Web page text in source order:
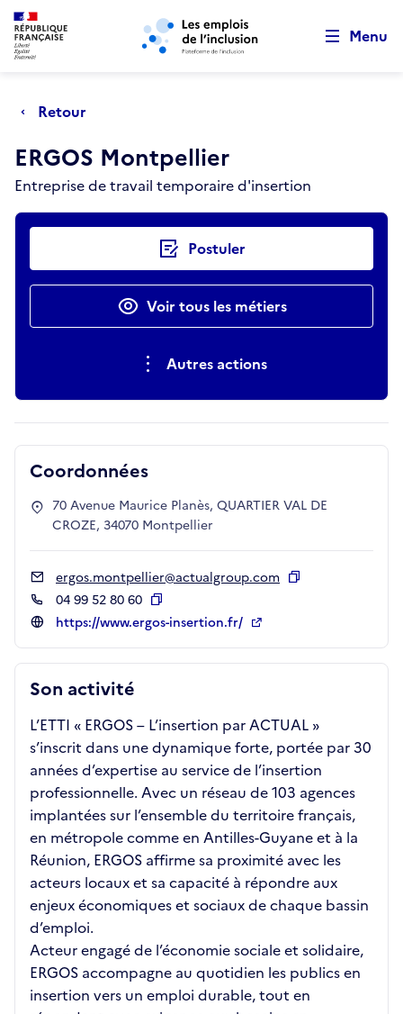
Aller au menu principal Aller au contenu principal
Menu
Retour
ERGOS Montpellier
Entreprise de travail temporaire d'insertion
Actions rapides Postuler
Voir tous les métiers
Autres actions
Son activité
L’ETTI « ERGOS – L’insertion par ACTUAL »
s’inscrit dans une dynamique forte, portée par 30
années d’expertise au service de l’insertion
professionnelle. Avec un réseau de 103 agences
implantées sur l’ensemble du territoire français,
en métropole comme en Antilles-Guyane et à la
Réunion, ERGOS affirme sa proximité avec les
acteurs locaux et sa capacité à répondre aux
enjeux économiques et sociaux de chaque bassin
d’emploi.
Acteur engagé de l’économie sociale et solidaire,
ERGOS accompagne au quotidien les publics en
insertion vers un emploi durable, tout en
Coordonnées
70 Avenue Maurice Planès, QUARTIER VAL DE
CROZE, 34070 Montpellier
ergos.montpellier@actualgroup.com
04 99 52 80 60
Copier
https://www.ergos-insertion.fr/
Retour au début de la page
Panneau de gestion des cookies